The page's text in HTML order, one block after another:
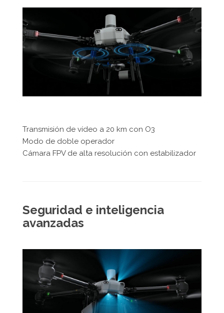
Transmisión de vídeo a 20 km con O3
Modo de doble operador
Cámara FPV de alta resolución con estabilizador
Seguridad e inteligencia
avanzadas